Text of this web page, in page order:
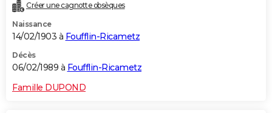
Créer une cagnotte obsèques
Naissance
14/02/1903 à Foufflin-Ricametz
Décès
06/02/1989 à Foufflin-Ricametz
Famille DUPOND